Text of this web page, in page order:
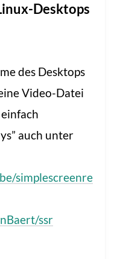
Desktops
des Desktops
Video-Datei
auch unter
simplescreenre
ssr